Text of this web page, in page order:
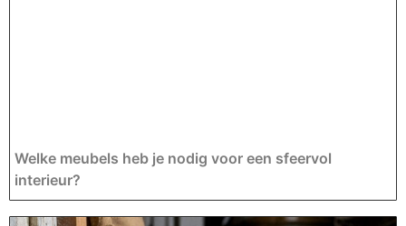
Welke meubels heb je nodig voor een sfeervol
interieur?